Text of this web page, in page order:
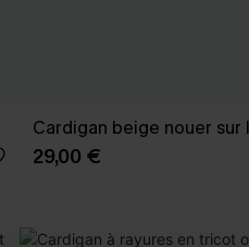
Cardigan beige nouer sur
29,00 €